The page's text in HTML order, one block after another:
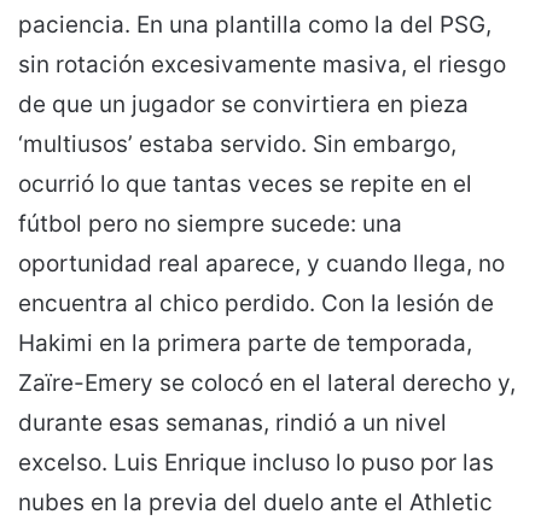
paciencia. En una plantilla como la del PSG,
sin rotación excesivamente masiva, el riesgo
de que un jugador se convirtiera en pieza
‘multiusos’ estaba servido. Sin embargo,
ocurrió lo que tantas veces se repite en el
fútbol pero no siempre sucede: una
oportunidad real aparece, y cuando llega, no
encuentra al chico perdido. Con la lesión de
Hakimi en la primera parte de temporada,
Zaïre-Emery se colocó en el lateral derecho y,
durante esas semanas, rindió a un nivel
excelso. Luis Enrique incluso lo puso por las
nubes en la previa del duelo ante el Athletic